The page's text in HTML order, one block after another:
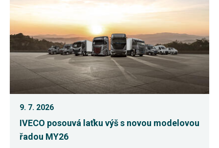
9. 7. 2026
IVECO posouvá laťku výš s novou modelovou
řadou MY26